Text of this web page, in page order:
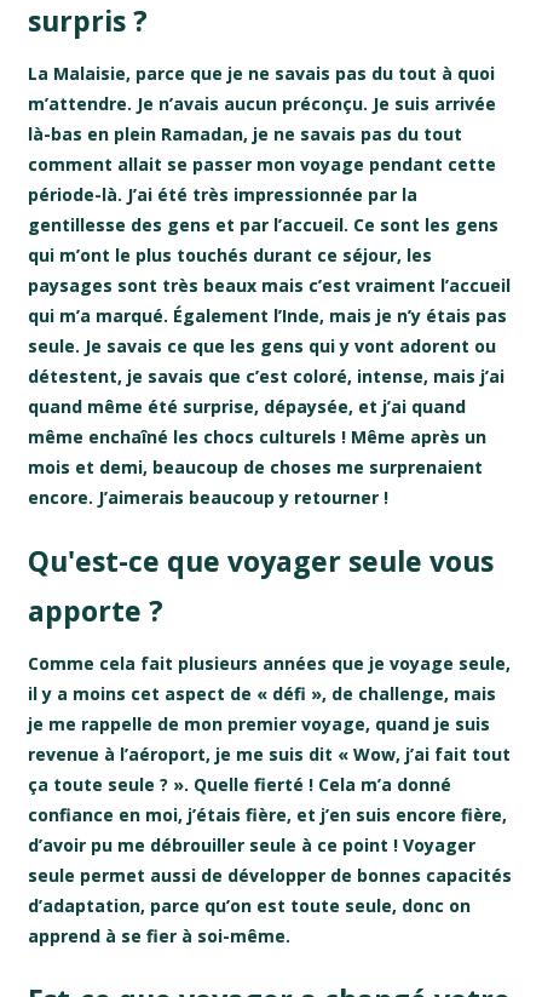
surpris ?
La Malaisie, parce que je ne savais pas du tout à quoi
m’attendre. Je n’avais aucun préconçu. Je suis arrivée
là-bas en plein Ramadan, je ne savais pas du tout
comment allait se passer mon voyage pendant cette
période-là. J’ai été très impressionnée par la
gentillesse des gens et par l’accueil. Ce sont les gens
qui m’ont le plus touchés durant ce séjour, les
paysages sont très beaux mais c’est vraiment l’accueil
qui m’a marqué. Également l’Inde, mais je n’y étais pas
seule. Je savais ce que les gens qui y vont adorent ou
détestent, je savais que c’est coloré, intense, mais j’ai
quand même été surprise, dépaysée, et j’ai quand
même enchaîné les chocs culturels ! Même après un
mois et demi, beaucoup de choses me surprenaient
encore. J’aimerais beaucoup y retourner !
Qu'est-ce que voyager seule vous
apporte ?
Comme cela fait plusieurs années que je voyage seule,
il y a moins cet aspect de « défi », de challenge, mais
je me rappelle de mon premier voyage, quand je suis
revenue à l’aéroport, je me suis dit « Wow, j’ai fait tout
ça toute seule ? ». Quelle fierté ! Cela m’a donné
confiance en moi, j’étais fière, et j’en suis encore fière,
d’avoir pu me débrouiller seule à ce point ! Voyager
seule permet aussi de développer de bonnes capacités
d’adaptation, parce qu’on est toute seule, donc on
apprend à se fier à soi-même.